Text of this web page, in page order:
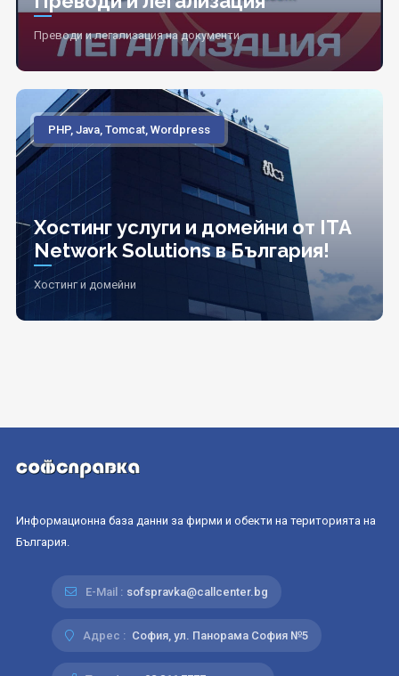
Преводи и легализация на документи
PHP, Java, Tomcat, Wordpress
Хостинг услуги и домейни от ITA
Network Solutions в България!
Хостинг и домейни
Информационна база данни за фирми и обекти на територията на
България.
E-Mail : sofspravka@callcenter.bg
Адрес : София, ул. Панорама София №5